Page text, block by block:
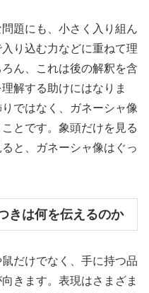
題にも、小さく入り組ん
り込む力などに重ねて理
ん、これは後の解釈を含
解する助けにはなりま
ではなく、ガネーシャ像
とです。象頭だけを見る
と、ガネーシャ像はぐっ
きは何を伝えるのか
だけでなく、手に持つ品
きます。表現はさまざま